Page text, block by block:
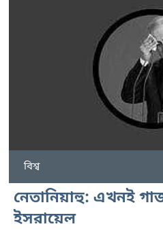
বিশ্ব
নেতানিয়াহু: এখনই
ইসরায়েল